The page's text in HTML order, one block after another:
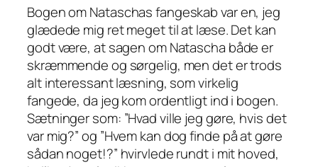
Bogen om Nataschas fangeskab var en, jeg
glædede mig ret meget til at læse. Det kan
godt være, at sagen om Natascha både er
skræmmende og sørgelig, men det er trods
alt interessant læsning, som virkelig
fangede, da jeg kom ordentligt ind i bogen.
Sætninger som: ”Hvad ville jeg gøre, hvis det
var mig?” og ”Hvem kan dog finde på at gøre
sådan noget!?” hvirvlede rundt i mit hoved,